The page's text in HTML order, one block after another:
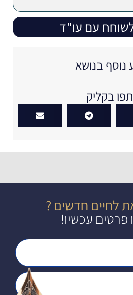
עם עו"ד
נוסף בנושא
בקליק
לחיים חדשים ?
פרטים עכשיו!